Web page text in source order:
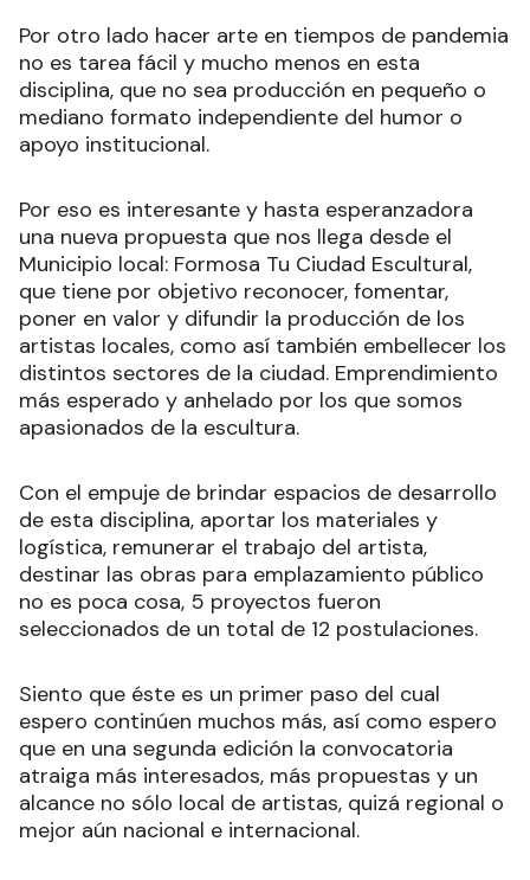
Por otro lado hacer arte en tiempos de pandemia
no es tarea fácil y mucho menos en esta
disciplina, que no sea producción en pequeño o
mediano formato independiente del humor o
apoyo institucional.
Por eso es interesante y hasta esperanzadora
una nueva propuesta que nos llega desde el
Municipio local: Formosa Tu Ciudad Escultural,
que tiene por objetivo reconocer, fomentar,
poner en valor y difundir la producción de los
artistas locales, como así también embellecer los
distintos sectores de la ciudad. Emprendimiento
más esperado y anhelado por los que somos
apasionados de la escultura.
Con el empuje de brindar espacios de desarrollo
de esta disciplina, aportar los materiales y
logística, remunerar el trabajo del artista,
destinar las obras para emplazamiento público
no es poca cosa, 5 proyectos fueron
seleccionados de un total de 12 postulaciones.
Siento que éste es un primer paso del cual
espero continúen muchos más, así como espero
que en una segunda edición la convocatoria
atraiga más interesados, más propuestas y un
alcance no sólo local de artistas, quizá regional o
mejor aún nacional e internacional.